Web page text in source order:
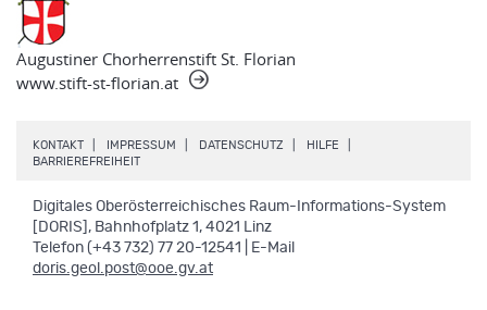
Augustiner Chorherrenstift St. Florian
www.stift-st-florian.at
KONTAKT IMPRESSUM DATENSCHUTZ HILFE
BARRIEREFREIHEIT.
Digitales Oberösterreichisches Raum-Informations-System
[DORIS], Bahnhofplatz 1, 4021 Linz
Telefon (+43 732) 77 20-12541 | E-Mail
doris.geol.post@ooe.gv.at